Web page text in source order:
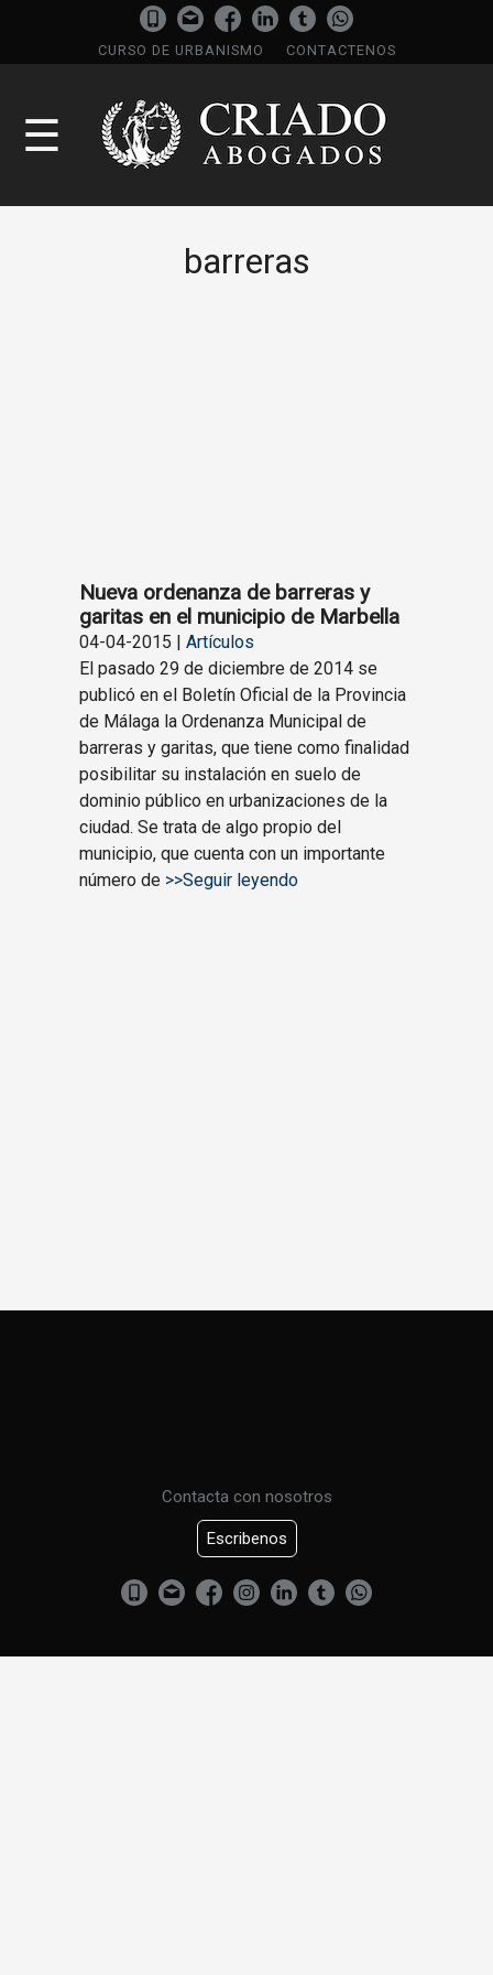
CURSO DE URBANISMO CONTACTENOS
☰
barreras
Nueva ordenanza de barreras y
garitas en el municipio de Marbella
04-04-2015 | Artículos
El pasado 29 de diciembre de 2014 se
publicó en el Boletín Oficial de la Provincia
de Málaga la Ordenanza Municipal de
barreras y garitas, que tiene como finalidad
posibilitar su instalación en suelo de
dominio público en urbanizaciones de la
ciudad. Se trata de algo propio del
municipio, que cuenta con un importante
número de >>Seguir leyendo
Contacta con nosotros
Escribenos